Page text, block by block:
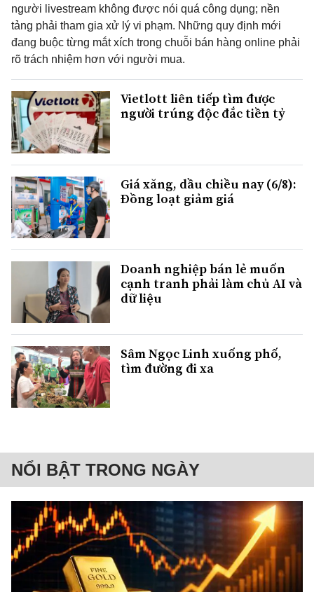
người livestream không được nói quá công dụng; nền
tảng phải tham gia xử lý vi phạm. Những quy định mới
đang buộc từng mắt xích trong chuỗi bán hàng online phải
rõ trách nhiệm hơn với người mua.
Vietlott liên tiếp tìm được
người trúng độc đắc tiền tỷ
Giá xăng, dầu chiều nay (6/8):
Đồng loạt giảm giá
Doanh nghiệp bán lẻ muốn
cạnh tranh phải làm chủ AI và
dữ liệu
Sâm Ngọc Linh xuống phố,
tìm đường đi xa
NỔI BẬT TRONG NGÀY